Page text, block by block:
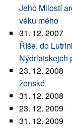
Jeho Milostí
věku mého
31. 12. 2007
Říše, do
Nýdrlatskejch
23. 12. 2008
ženské
31. 12. 2008
23. 12. 2009
31. 12. 2009